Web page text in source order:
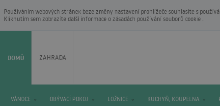
Používáním webových stránek beze změny nastavení prohlížeče souhlasíte s
Kliknutím sem zobrazíte další informace o zásadách používání souborů cookie .
DOMŮ ZAHRADA
VÁNOCE OBÝVACÍ POKOJ LOŽNICE KUCHYŇ, KOUPELNA